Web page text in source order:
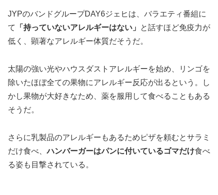
JYPのバンドグループDAY6ジェヒは、バラエティ番組に
て
「持っていないアレルギーはない」
と話すほど免疫力が
低く、顕著なアレルギー体質だそうだ。
太陽の強い光やハウスダストアレルギーを始め、リンゴを
除いたほぼ全ての果物にアレルギー反応が出るという。し
かし果物が大好きなため、薬を服用して食べることもある
そうだ。
さらに乳製品のアレルギーもあるためピザを頼むとサラミ
だけ食べ、ハンバーガーはパンに付いているゴマだけ食べ
る姿も目撃されている。